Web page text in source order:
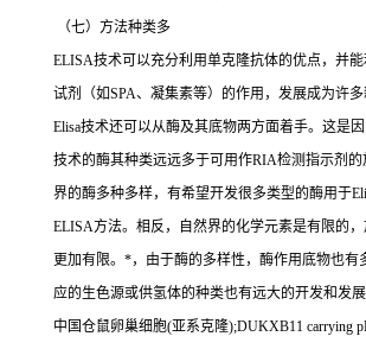
（七）方法种类多
ELISA技术可以充分利用单克隆抗体的优点，并
试剂（如SPA、凝集素等）的作用，发展成为许
Elisa技术还可以从酶及其底物两方面着手。这是因
技术的酶其种类远远多于可用作RIA检测指示剂
界的酶多种多样，有希望开发很多类型的酶用于
ELISA方法。相反，自然界的化学元素是有限的
更加有限。 *，由于酶的多样性，酶作用底物也有
应的生色源或供氢体的种类也有远大的开发和发展
中国仓鼠卵巢细胞(亚系克隆);DUKXB11 carrying